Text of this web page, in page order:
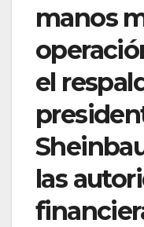
manos
el
las